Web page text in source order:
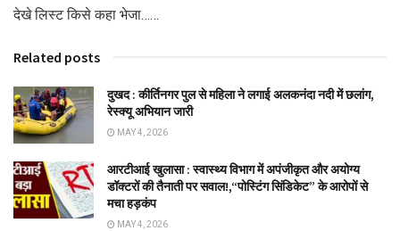
देखे लिस्ट किसे कहा भेजा……
Related posts
दुखद : कीर्तिनगर पुल से महिला ने लगाई अलकनंदा नदी में छलांग,
रेस्क्यू अभियान जारी
MAY 4, 2026
आरटीआई खुलासा : स्वास्थ्य विभाग में अपंजीकृत और अयोग्य
डॉक्टरों की तैनाती पर सवाल!,“पोस्टिंग सिंडिकेट” के आरोपों से
मचा हड़कंप
MAY 4, 2026